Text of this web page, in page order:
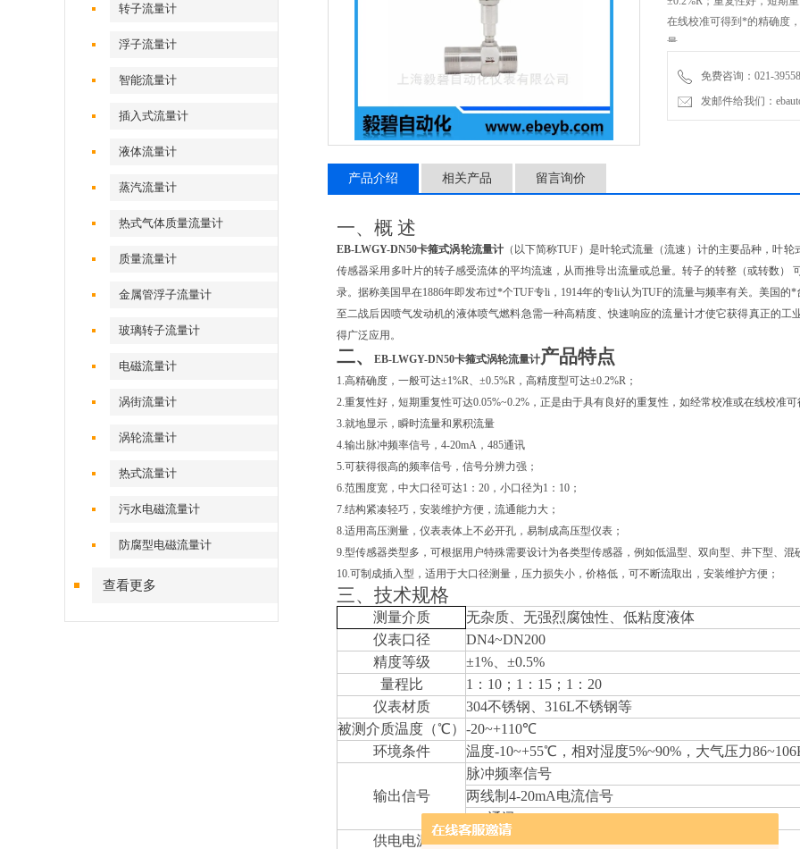
转子流量计
浮子流量计
智能流量计
插入式流量计
液体流量计
蒸汽流量计
热式气体质量流量计
质量流量计
金属管浮子流量计
玻璃转子流量计
电磁流量计
涡街流量计
涡轮流量计
热式流量计
污水电磁流量计
防腐型电磁流量计
查看更多
在线校准可得到*的精确度
量
免费咨询：021-
发邮件给我们：
产品介绍 相关产品 留言询价
一、概 述
EB-LWGY-DN50卡箍式涡轮流量计（以下简称TUF）是叶轮式流量（流速）计的主要品种，叶
传感器采用多叶片的转子感受流体的平均流速，从而推导出流量或总量。转子的转整（或转数）
录。据称美国早在1886年即发布过*个TUF专li，1914年的专li认为TUF的流量与频率有关。美国
至二战后因喷气发动机的液体喷气燃料急需一种高精度、快速响应的流量计才使它获得真正的
得广泛应用。
二、 EB-LWGY-DN50卡箍式涡轮流量计产品特点
1.高精确度，一般可达±1%R、±0.5%R，高精度型可达±0.2%R；
2.重复性好，短期重复性可达0.05%~0.2%，正是由于具有良好的重复性，如经常校准或在线校准
3.就地显示，瞬时流量和累积流量
4.输出脉冲频率信号，4-20mA，485通讯
5.可获得很高的频率信号，信号分辨力强；
6.范围度宽，中大口径可达1：20，小口径为1：10；
7.结构紧凑轻巧，安装维护方便，流通能力大；
8.适用高压测量，仪表表体上不必开孔，易制成高压型仪表；
9.型传感器类型多，可根据用户特殊需要设计为各类型传感器，例如低温型、双向型、井下型、混
10.可制成插入型，适用于大口径测量，压力损失小，价格低，可不断流取出，安装维护方便；
三、技术规格
测量介质
无杂质、无强烈腐蚀性、低粘度液体
仪表口径
DN4~DN200
精度等级
±1%、±0.5%
量程比
1 ：10；1：15；1：20
仪表材质
304不锈钢、316L不锈钢等
被测介质温度（℃） -20~+110℃
环境条件
温度-10~+55℃，相对湿度5%~90%，大气压力
输出信号
脉冲频率信号
两线制4-20mA电流信号
485通讯
供电电源
24VDC